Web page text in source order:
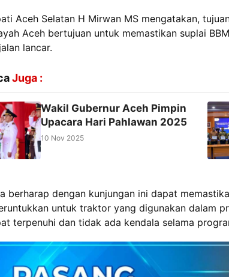
Aceh Selatan H Mirwan MS mengatakan,
Aceh bertujuan untuk memastikan suplai
lancar.
Juga :
Wakil Gubernur Aceh Pimpin
Upacara Hari Pahlawan 2025
10 Nov 2025
berharap dengan kunjungan ini dapat
untuk traktor yang digunakan dalam
terpenuhi dan tidak ada kendala selama